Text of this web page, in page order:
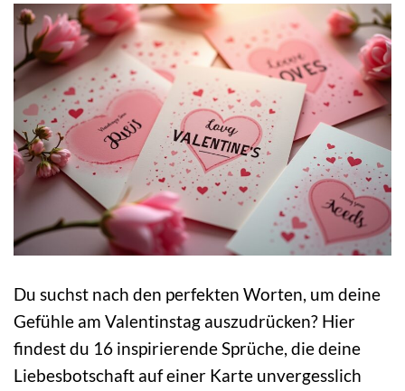
Du suchst nach den perfekten Worten, um deine
Gefühle am Valentinstag auszudrücken? Hier
findest du 16 inspirierende Sprüche, die deine
Liebesbotschaft auf einer Karte unvergesslich